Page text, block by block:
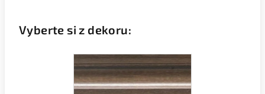
Vyberte si z dekoru: